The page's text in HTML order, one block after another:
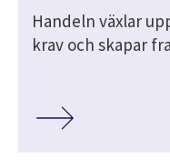
Handeln växlar
krav och skapar